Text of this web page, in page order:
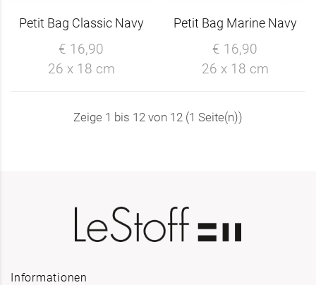
Petit Bag Classic Navy
€ 16,90
26 x 18 cm
Petit Bag Marine Navy
€ 16,90
26 x 18 cm
Zeige 1 bis 12 von 12 (1 Seite(n))
Informationen